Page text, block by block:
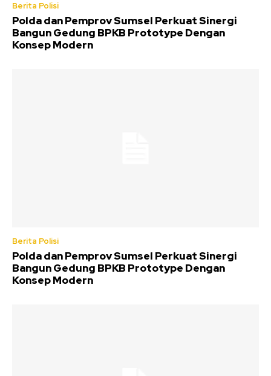
Berita Polisi
Polda dan Pemprov Sumsel Perkuat Sinergi
Bangun Gedung BPKB Prototype Dengan
Konsep Modern
Berita Polisi
Polda dan Pemprov Sumsel Perkuat Sinergi
Bangun Gedung BPKB Prototype Dengan
Konsep Modern